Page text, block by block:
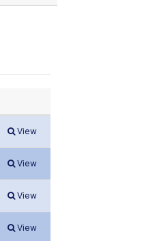
View
View
View
View